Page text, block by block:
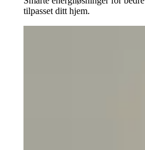
tilpasset ditt hjem.